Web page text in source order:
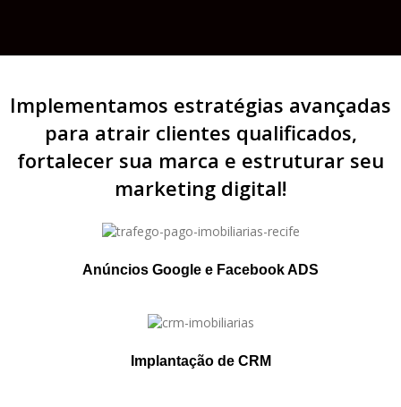
Implementamos estratégias avançadas
para atrair clientes qualificados,
fortalecer sua marca e estruturar seu
marketing digital!
Anúncios Google e Facebook ADS
Implantação de CRM